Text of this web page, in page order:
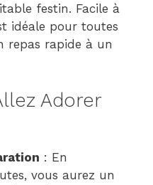
festin. Facile à
idéale pour toutes
repas rapide à un
Adorer
: En
vous aurez un